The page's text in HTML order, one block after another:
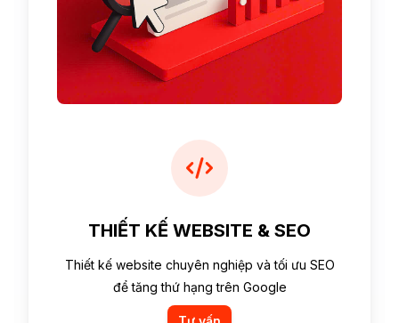
THIẾT KẾ WEBSITE & SEO
Thiết kế website chuyên nghiệp và tối ưu SEO
để tăng thứ hạng trên Google